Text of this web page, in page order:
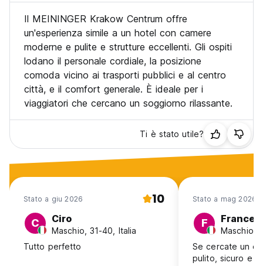
Il MEININGER Krakow Centrum offre
un'esperienza simile a un hotel con camere
moderne e pulite e strutture eccellenti. Gli ospiti
lodano il personale cordiale, la posizione
comoda vicino ai trasporti pubblici e al centro
città, e il comfort generale. È ideale per i
viaggiatori che cercano un soggiorno rilassante.
Ti è stato utile?
Stato a giu 2026 10
C Ciro
Maschio, 31-40, Italia
Tutto perfetto
Stato a mag 2026
F
Maschio,
Se cercate un
pulito, sicuro e in ottima